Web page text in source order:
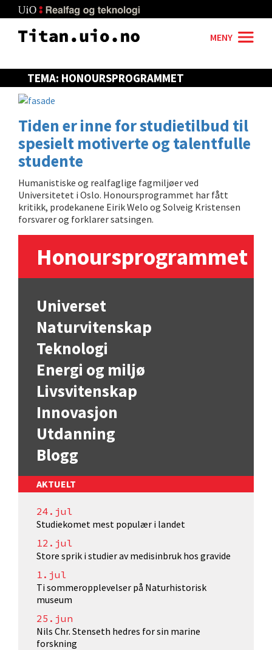
to
main
MENY
TEMA: HONOURSPROGRAMMET
Tiden er inne for studietilbud til
spesielt motiverte og talentfulle
studente
Humanistiske og realfaglige fagmiljøer ved
Universitetet i Oslo. Honoursprogrammet har fått
kritikk, prodekanene Eirik Welo og Solveig Kristensen
forsvarer og forklarer satsingen.
Honoursprogrammet
Universet
Naturvitenskap
Teknologi
Energi og miljø
Livsvitenskap
Innovasjon
Utdanning
Blogg
AKTUELT
24.jul
Studiekomet mest populær i landet
12.jul
Store sprik i studier av medisinbruk hos gravide
1.jul
Ti sommeropplevelser på Naturhistorisk
museum
25.jun
Nils Chr. Stenseth hedres for sin marine
forskning